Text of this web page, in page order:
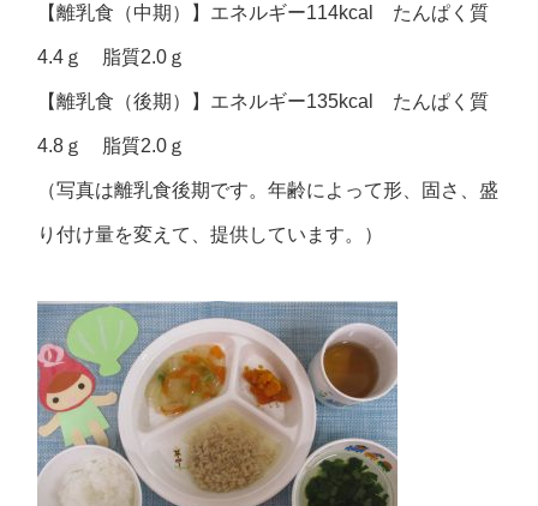
【離乳食（中期）】エネルギー114kcal たんぱく質
4.4ｇ 脂質2.0ｇ
【離乳食（後期）】エネルギー135kcal たんぱく質
4.8ｇ 脂質2.0ｇ
（写真は離乳食後期です。年齢によって形、固さ、盛
り付け量を変えて、提供しています。）